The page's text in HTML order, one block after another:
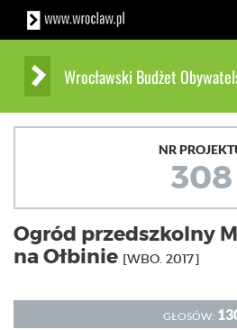
Wrocławski Budżet
NR
308
Ogród przedszkolny
na Ołbinie [WBO. 2017]
GŁOSÓW: